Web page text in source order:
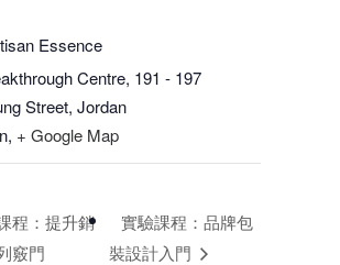
Essence
Centre, 191 - 197
Street, Jordan
, + Google Map
程：提升銷
竅門
實驗課程：品牌包
裝設計入門